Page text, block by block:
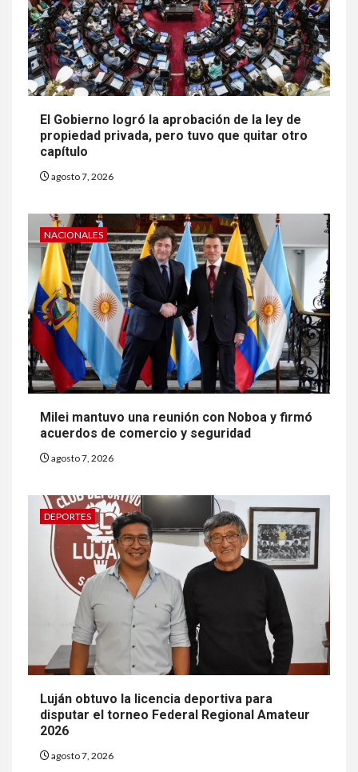
El Gobierno logró la aprobación de la ley de
propiedad privada, pero tuvo que quitar otro
capítulo
agosto 7, 2026
NACIONALES
Milei mantuvo una reunión con Noboa y firmó
acuerdos de comercio y seguridad
agosto 7, 2026
DEPORTES
Luján obtuvo la licencia deportiva para
disputar el torneo Federal Regional Amateur
2026
agosto 7, 2026